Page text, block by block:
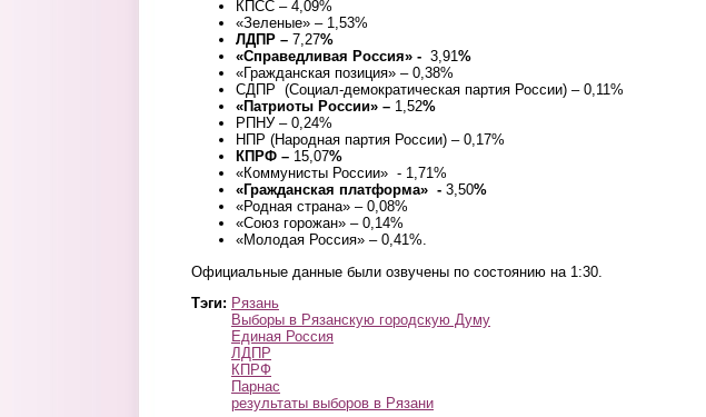
КПСС – 4,09%
«Зеленые» – 1,53%
ЛДПР – 7,27%
«Справедливая Россия» - 3,91%
«Гражданская позиция» – 0,38%
СДПР (Социал-демократическая партия России) – 0,11%
«Патриоты России» – 1,52%
РПНУ – 0,24%
НПР (Народная партия России) – 0,17%
КПРФ – 15,07%
«Коммунисты России» - 1,71%
«Гражданская платформа» - 3,50%
«Родная страна» – 0,08%
«Союз горожан» – 0,14%
«Молодая Россия» – 0,41%.
Официальные данные были озвучены по состоянию на 1:30.
Тэги: Рязань
Выборы в Рязанскую городскую Думу
Единая Россия
ЛДПР
КПРФ
Парнас
результаты выборов в Рязани